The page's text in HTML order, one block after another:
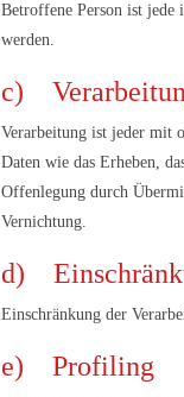
Betroffene Person ist jede
werden.
c)
Verarbeitung ist jeder mit
Daten wie das Erheben,
Offenlegung durch
Vernichtung.
d)
Einschränkung der
e) Profiling